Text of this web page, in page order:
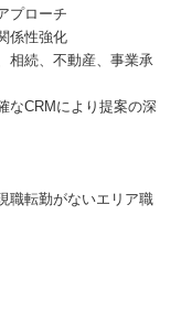
プローチ
係性強化
相続、不動産、事業承
なCRMにより提案の深
職転勤がないエリア職